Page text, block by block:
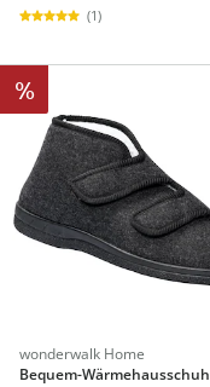
(1)
%
wonderwalk Home
Bequem-Wärmehausschuh